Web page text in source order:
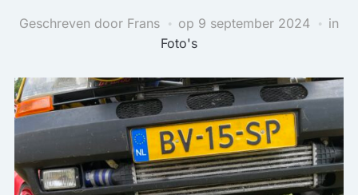
Geschreven door Frans op 9 september 2024
in
Foto's